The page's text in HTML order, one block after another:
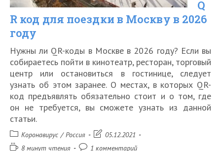
Петербург
в
году
Q
R код для поездки в Москву в 2026
году
Нужны ли QR-коды в Москве в 2026 году? Если вы
собираетесь пойти в кинотеатр, ресторан, торговый
центр или остановиться в гостинице, следует
узнать об этом заранее. О местах, в которых QR-
код предъявлять обязательно стоит и о том, где
он не требуется, вы сможете узнать из данной
статьи.
Рубрика
записи:
Коронавирус / Россия
Запись05.12.2021
Время8 минут чтения
Комментарии
1 комментарий